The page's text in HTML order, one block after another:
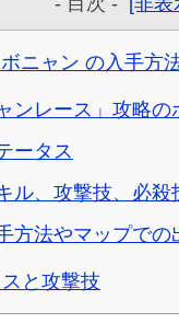
ニャン の入手方
ンレース」攻略の
ータス
ル、攻撃技、必殺
方法やマップでの
と攻撃技